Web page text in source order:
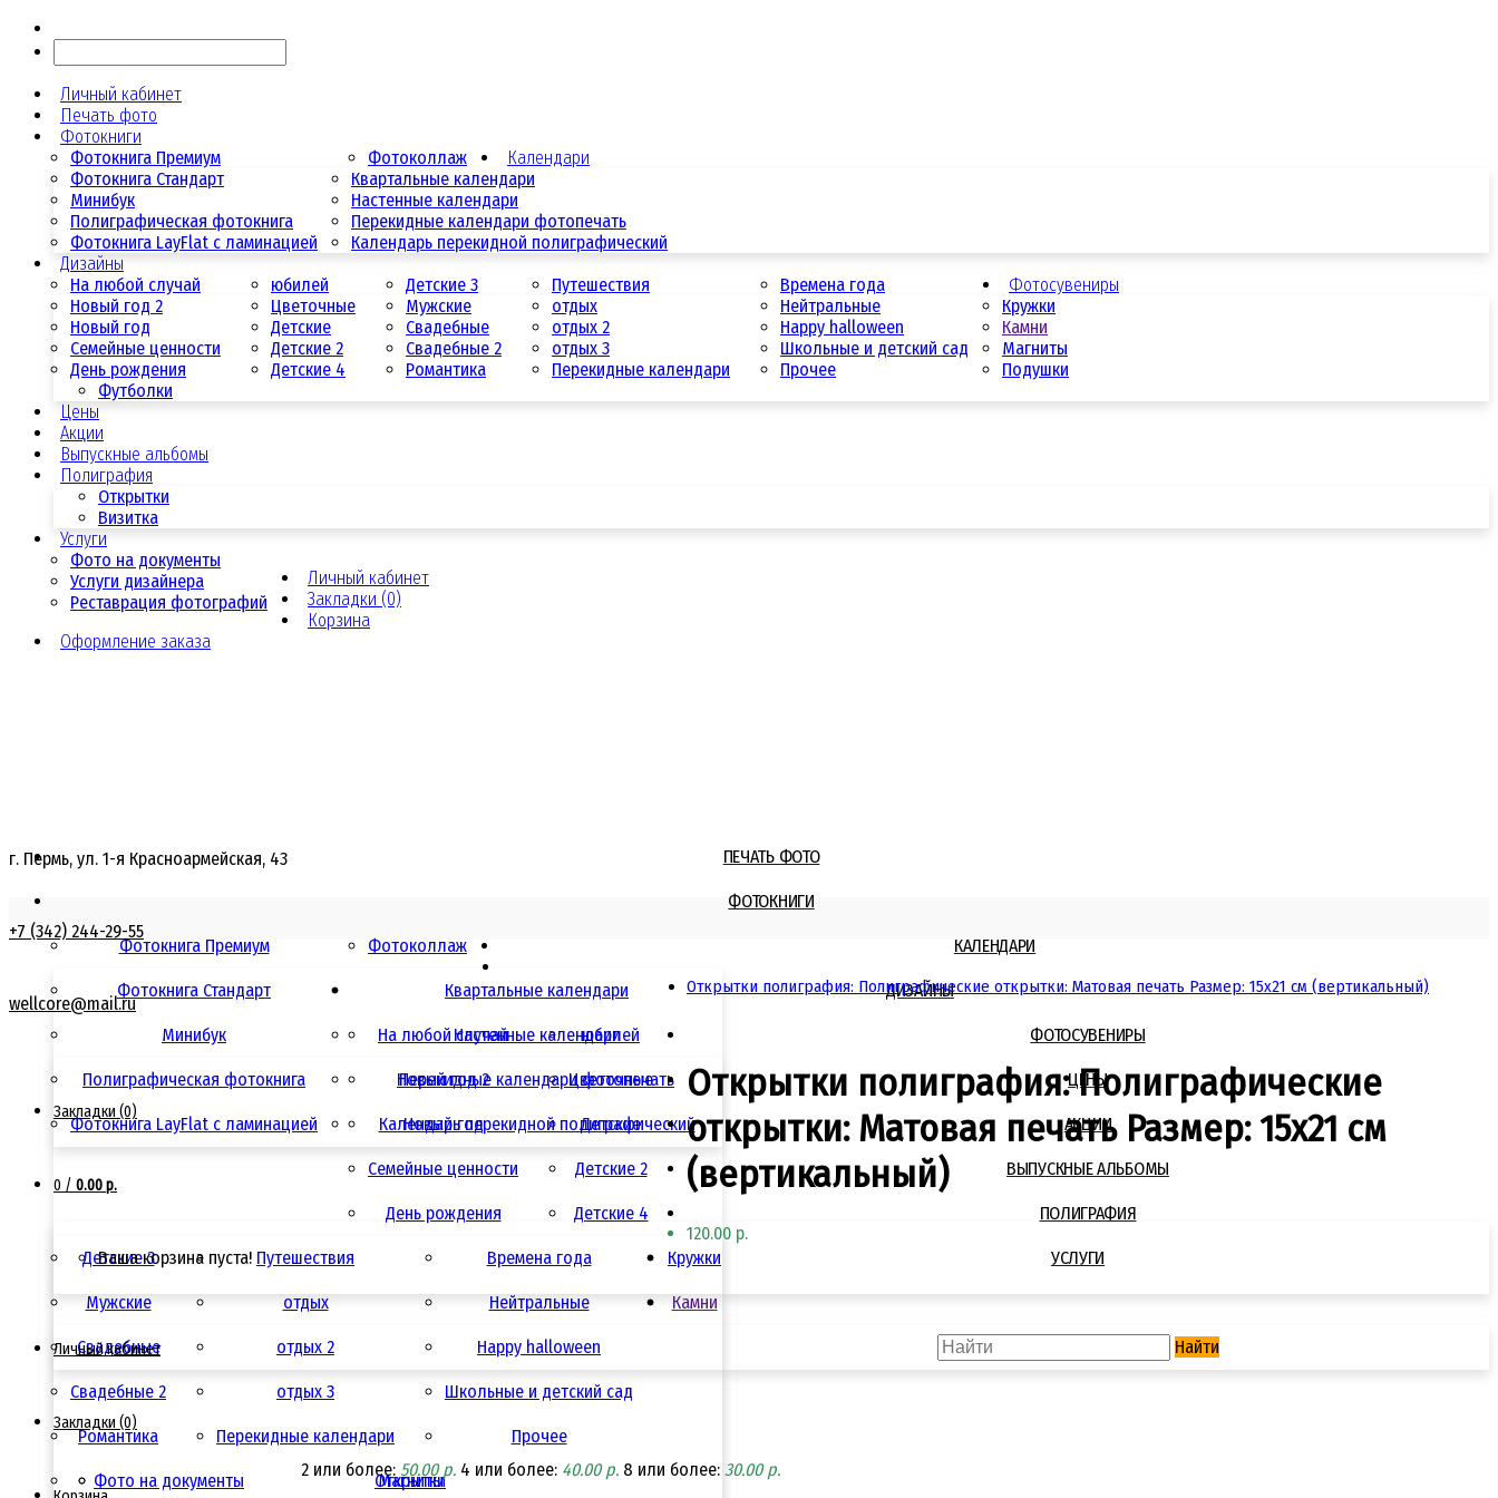
Личный кабинет
Печать фото
Фотокниги
Фотокнига Премиум
Фотокнига Стандарт
Минибук
Полиграфическая фотокнига
Фотокнига LayFlat с ламинацией
Фотоколлаж
Календари
Квартальные календари
Настенные календари
Перекидные календари фотопечать
Календарь перекидной полиграфический
Дизайны
На любой случай
Новый год 2
Новый год
Семейные ценности
День рождения
юбилей
Цветочные
Детские
Детские 2
Детские 4
Детские 3
Мужские
Свадебные
Свадебные 2
Романтика
Путешествия
отдых
отдых 2
отдых 3
Перекидные календари
Времена года
Нейтральные
Happy halloween
Школьные и детский сад
Прочее
Фотосувениры
Кружки
Камни
Магниты
Подушки
Футболки
Цены
Акции
Выпускные альбомы
Полиграфия
Открытки
Визитка
Услуги
Фото на документы
Услуги дизайнера
Реставрация фотографий
Личный кабинет
Закладки (0)
Корзина
Оформление заказа
г. Пермь, ул. 1-я Красноармейская, 43
+7 (342) 244-29-55
wellcore@mail.ru
Закладки (0)
0 / 0.00 р.
Ваша корзина пуста!
Личный кабинет
Закладки (0)
ПЕЧАТЬ ФОТО
ФОТОКНИГИ
Фотокнига Премиум
Фотокнига Стандарт
Минибук
Полиграфическая фотокнига
Фотокнига LayFlat с ламинацией
Фотоколлаж КАЛЕНДАРИ
Квартальные календари
Настенные календари
Перекидные календари фотопечать
Календарь перекидной полиграфический
ДИЗАЙНЫ
На любой случай
Новый год 2
Новый год
Семейные ценности
День рождения
юбилей
Цветочные
Детские
Детские 2
Детские 4
Детские 3
Мужские
Свадебные
Свадебные 2
Романтика
Путешествия
отдых
отдых 2
отдых 3
Перекидные календари
Времена года
Нейтральные
Happy halloween
Школьные и детский сад
Прочее
ФОТОСУВЕНИРЫ
Кружки
Камни
Магниты
ЦЕНЫ
АКЦИИ
ВЫПУСКНЫЕ АЛЬБОМЫ
ПОЛИГРАФИЯ
Открытки
УСЛУГИ
Фото на документы
Найти
Открытки полиграфия: Полиграфические открытки: Матовая печать Размер: 15х21 см (вертикальный)
Открытки полиграфия: Полиграфические
открытки: Матовая печать Размер: 15х21 см
(вертикальный)
120.00 р.
2 или более: 50.00 р. 4 или более: 40.00 р. 8 или более: 30.00 р.